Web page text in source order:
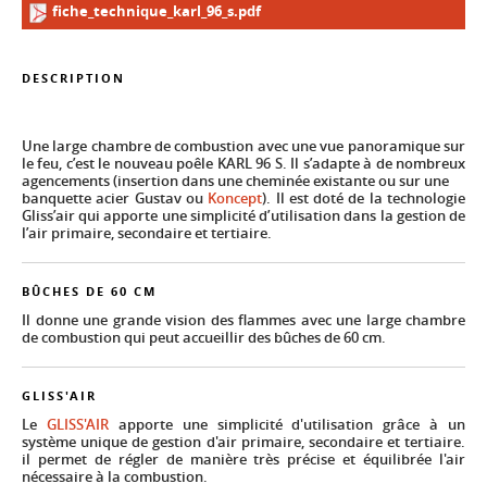
DESCRIPTION
Une large chambre de combustion avec une vue panoramique sur
le feu, c’est le nouveau poêle KARL 96 S. Il s’adapte à de nombreux
agencements (insertion dans une cheminée existante ou sur une
banquette acier Gustav ou Koncept). Il est doté de la technologie
Gliss’air qui apporte une simplicité d’utilisation dans la gestion de
l’air primaire, secondaire et tertiaire.
BÛCHES DE 60 CM
Il donne une grande vision des flammes avec une large chambre
de combustion qui peut accueillir des bûches de 60 cm.
GLISS'AIR
Le GLISS'AIRapporte une simplicité d'utilisation grâce à un
système unique de gestion d'air primaire, secondaire et tertiaire.
il permet de régler de manière très précise et équilibrée l'air
nécessaire à la combustion.
fiche_technique_karl_96_s.pdf